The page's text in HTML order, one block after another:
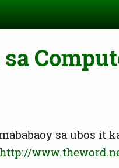
sa ubos it
http://